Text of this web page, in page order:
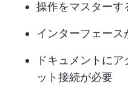
操作をマスターす
インターフェース
ドキュメントに
ット接続が必要